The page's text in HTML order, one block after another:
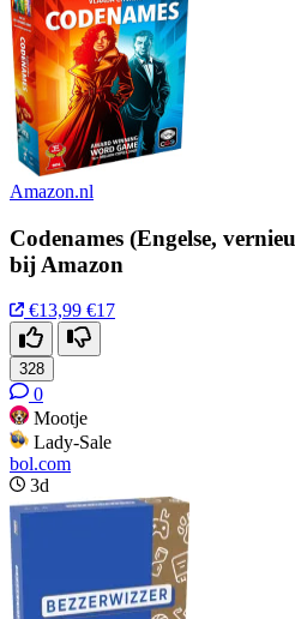
Amazon.nl
Codenames (Engelse,
bij Amazon
€13,99 €17
328
0
Mootje
Lady-Sale
bol.com
3d